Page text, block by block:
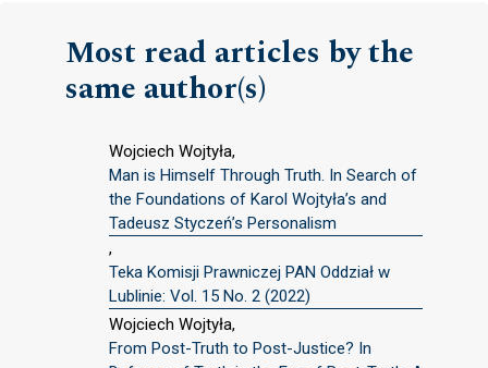
Most read articles by the
same author(s)
Wojciech Wojtyła,
Man is Himself Through Truth. In Search of
the Foundations of Karol Wojtyła’s and
Tadeusz Styczeń’s Personalism
,
Teka Komisji Prawniczej PAN Oddział w
Lublinie: Vol. 15 No. 2 (2022)
Wojciech Wojtyła,
From Post-Truth to Post-Justice? In